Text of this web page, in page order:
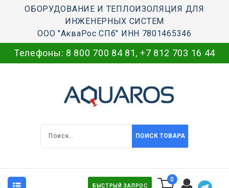
ОБОРУДОВАНИЕ И ТЕПЛОИЗОЛЯЦИЯ ДЛЯ
ИНЖЕНЕРНЫХ СИСТЕМ
ООО "АкваРос СПб" ИНН 7801465346
Телефоны: 8 800 700 84 81, +7 812 703 16 44
ПОИСК ТОВАРА
БЫСТРЫЙ ЗАПРОС
0